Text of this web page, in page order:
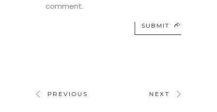
comment.
SUBMIT
PREVIOUS NEXT